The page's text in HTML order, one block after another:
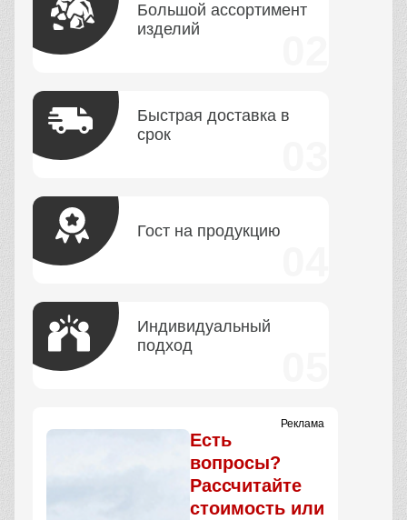
Большой ассортимент
изделий
Быстрая доставка в
срок
Гост на продукцию
Индивидуальный
подход
Реклама
Есть
вопросы?
Рассчитайте
стоимость или